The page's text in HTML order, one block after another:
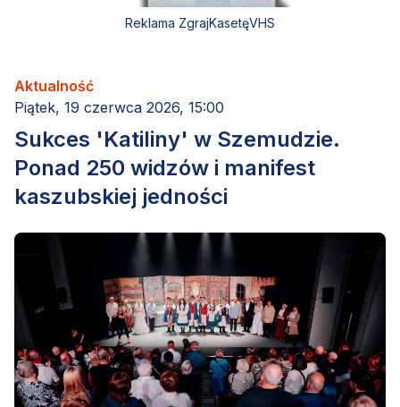
Reklama ZgrajKasetęVHS
Aktualność
Piątek, 19 czerwca 2026, 15:00
Sukces 'Katiliny' w Szemudzie.
Ponad 250 widzów i manifest
kaszubskiej jedności